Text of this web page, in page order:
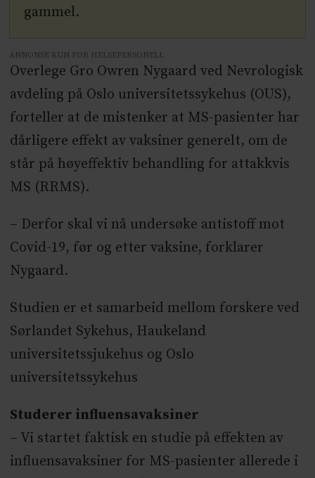
gammel.
ANNONSE KUN FOR HELSEPERSONELL
Overlege Gro Owren Nygaard ved Nevrologisk
avdeling på Oslo universitetssykehus (OUS),
forteller at de mistenker at MS-pasienter har
dårligere effekt av vaksiner generelt, om de
står på høyeffektiv behandling for attakkvis
MS (RRMS).
– Derfor skal vi nå undersøke antistoff mot
Covid-19, før og etter vaksine, forklarer
Nygaard.
Studien er et samarbeid mellom forskere ved
Sørlandet Sykehus, Haukeland
universitetssjukehus og Oslo
universitetssykehus
Studerer influensavaksiner
– Vi startet faktisk en studie på effekten av
influensavaksiner for MS-pasienter allerede i